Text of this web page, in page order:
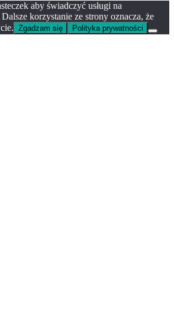
aby świadczyć usługi na
korzystanie ze strony oznacza, że
Zgadzam się Polityka prywatności